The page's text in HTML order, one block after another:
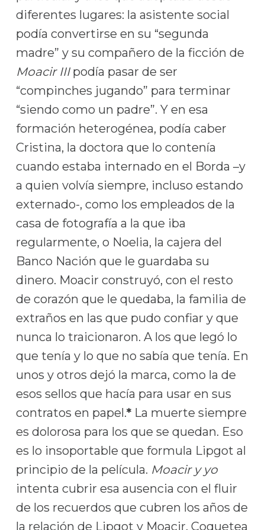
diferentes lugares: la asistente social
podía convertirse en su “segunda
madre” y su compañero de la ficción de
Moacir IIIpodía pasar de ser
“compinches jugando” para terminar
“siendo como un padre”. Y en esa
formación heterogénea, podía caber
Cristina, la doctora que lo contenía
cuando estaba internado en el Borda –y
a quien volvía siempre, incluso estando
externado-, como los empleados de la
casa de fotografía a la que iba
regularmente, o Noelia, la cajera del
Banco Nación que le guardaba su
dinero. Moacir construyó, con el resto
de corazón que le quedaba, la familia de
extraños en las que pudo confiar y que
nunca lo traicionaron. A los que legó lo
que tenía y lo que no sabía que tenía. En
unos y otros dejó la marca, como la de
esos sellos que hacía para usar en sus
contratos en papel.*La muerte siempre
es dolorosa para los que se quedan. Eso
es lo insoportable que formula Lipgot al
principio de la película. Moacir y yo
intenta cubrir esa ausencia con el fluir
de los recuerdos que cubren los años de
la relación de Lipgot y Moacir. Coquetea